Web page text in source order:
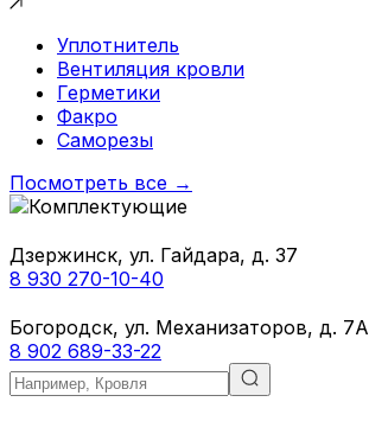
Уплотнитель
Вентиляция кровли
Герметики
Факро
Саморезы
Посмотреть все →
Дзержинск, ул. Гайдара, д. 37
8 930 270-10-40
Богородск, ул. Механизаторов, д. 7А
8 902 689-33-22